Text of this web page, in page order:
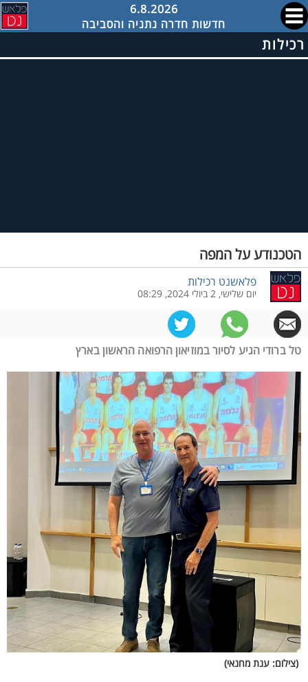
6.8.2026
חדשות חדרה נתניה והסביבה
רכילות
הטכנודע על המפה
פלאשנט רכילות
יום שלישי, 2 ביולי 2024, 08:29
טל ברודי הגיע לסיור במוזיאון הרפואה הראשון בארץ
(צילום: ענת מחנאי)